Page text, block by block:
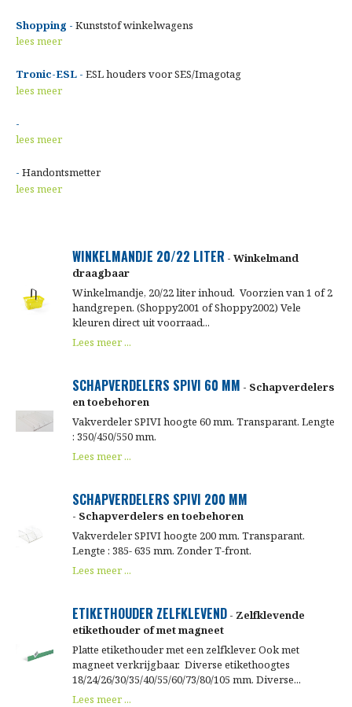
Shopping - Kunststof winkelwagens
lees meer
Tronic-ESL - ESL houders voor SES/Imagotag
lees meer
-
lees meer
- Handontsmetter
lees meer
WINKELMANDJE 20/22 LITER - Winkelmand
draagbaar
Winkelmandje, 20/22 liter inhoud. Voorzien van 1 of 2
handgrepen. (Shoppy2001 of Shoppy2002) Vele
kleuren direct uit voorraad...
Lees meer ...
SCHAPVERDELERS SPIVI 60 MM - Schapverdelers
en toebehoren
Vakverdeler SPIVI hoogte 60 mm. Transparant. Lengte
: 350/450/550 mm.
Lees meer ...
SCHAPVERDELERS SPIVI 200 MM
- Schapverdelers en toebehoren
Vakverdeler SPIVI hoogte 200 mm. Transparant.
Lengte : 385- 635 mm. Zonder T-front.
Lees meer ...
ETIKETHOUDER ZELFKLEVEND- Zelfklevende
etikethouder of met magneet
Platte etikethouder met een zelfklever. Ook met
magneet verkrijgbaar. Diverse etikethoogtes
18/24/26/30/35/40/55/60/73/80/105 mm. Diverse...
Lees meer ...